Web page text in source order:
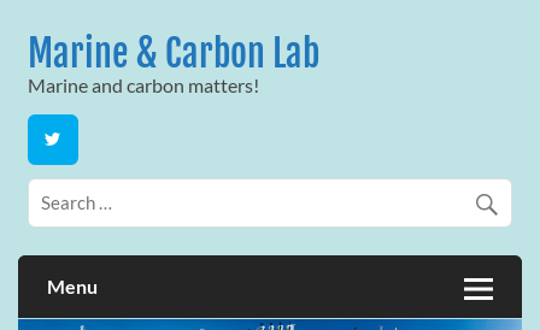
contentMarine & Carbon Lab
Marine and carbon matters!
Menu